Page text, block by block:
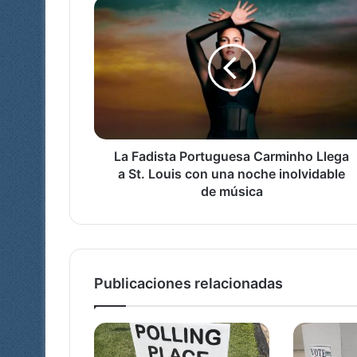
La
Fadista
Portuguesa
Carminho
Llega
con
noche
música
La Fadista Portuguesa Carminho Llega
a St. Louis con una noche inolvidable
de música
Publicaciones relacionadas